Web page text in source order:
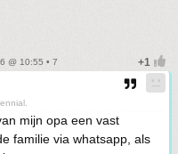
@ 10:55 • 7
mijn opa een vast
familie via whatsapp, als